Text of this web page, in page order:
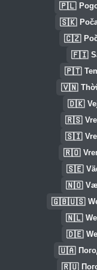
🇵🇱
🇸🇰
🇨🇿
🇫🇮
🇵🇹
🇻🇳
🇩🇰
🇷🇸
🇸🇮
🇷🇴
🇸🇪
🇳🇴
🇬🇧🇺🇸
🇳🇱
🇩🇪
🇺🇦
🇷🇺